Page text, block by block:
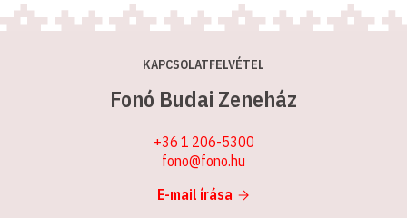
KAPCSOLATFELVÉTEL
Fonó Budai Zeneház
+36 1 206-5300
fono@fono.hu
E-mail írása